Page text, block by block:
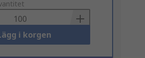
i korgen